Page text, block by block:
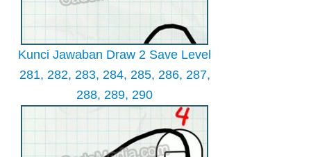
Kunci Jawaban Draw 2 Save Level
281, 282, 283, 284, 285, 286, 287,
288, 289, 290